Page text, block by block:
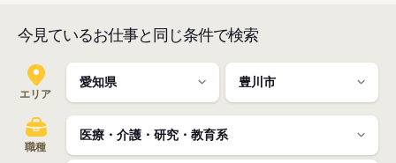
今見ているお仕事と同じ条件で検索
エリア
職種